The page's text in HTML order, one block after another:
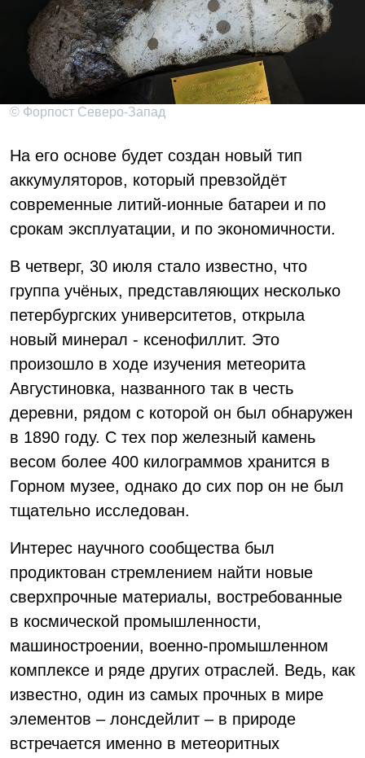
© Форпост Северо-Запад
На его основе будет создан новый тип
аккумуляторов, который превзойдёт
современные литий-ионные батареи и по
срокам эксплуатации, и по экономичности.
В четверг, 30 июля стало известно, что
группа учёных, представляющих несколько
петербургских университетов, открыла
новый минерал - ксенофиллит. Это
произошло в ходе изучения метеорита
Августиновка, названного так в честь
деревни, рядом с которой он был обнаружен
в 1890 году. С тех пор железный камень
весом более 400 килограммов хранится в
Горном музее, однако до сих пор он не был
тщательно исследован.
Интерес научного сообщества был
продиктован стремлением найти новые
сверхпрочные материалы, востребованные
в космической промышленности,
машиностроении, военно-промышленном
комплексе и ряде других отраслей. Ведь, как
известно, один из самых прочных в мире
элементов – лонсдейлит – в природе
встречается именно в метеоритных